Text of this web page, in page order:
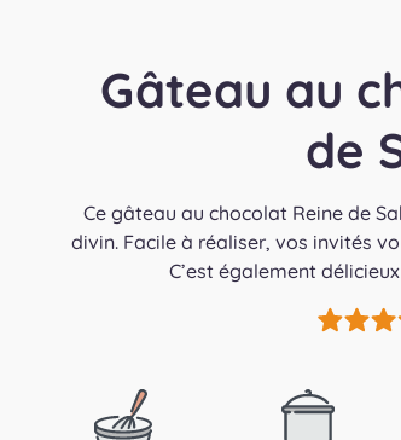
Gâteau au
de
Ce gâteau au chocolat Reine de
divin. Facile à réaliser, vos invités
C’est également